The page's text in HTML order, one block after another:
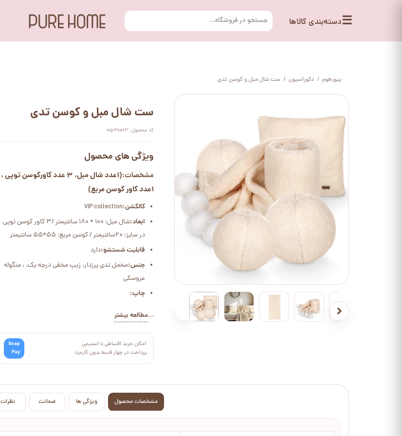
☰دسته‌بندی کالاها
پیورهوم دکوراسیون ست شال مبل و کوسن تدی
ست شال مبل و کوسن تدی
کد محصول: vip3set3
ویژگی های محصول
مشخصات:
(1عدد شال مبل، 3 عدد کاورکوسن توپی ،
1عدد کاور کوسن مربع)
کالکشن:VIP collection
ابعاد:
شال مبل: 100 * 180 سانتیمتر /3 کاور کوسن توپی
در سایز: 20سانتیمتر / کوسن مربع: 55*55 سانتیمتر
قابلیت شستشو:دارد
جنس:مخمل تدی پرزدار، زیپ مخفی درجه یک، ، منگوله
عروسکی
چاپ:
...مطالعه بیشتر
امکان خرید اقساطی با اسنپ‌پی
پرداخت در چهار قسط بدون کارمزد
Snap
Pay
مشخصات محصول ویژگی ها ضمانت نظرات